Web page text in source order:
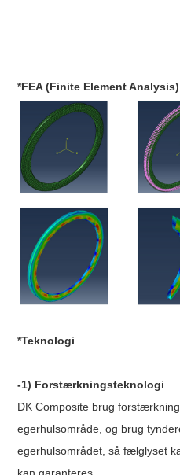
*FEA (Finite Element Analysis)
*Teknologi
-1) Forstærkningsteknologi
DK Composite brug
egerhulsområde, og brug
egerhulsområdet, så fælglyset